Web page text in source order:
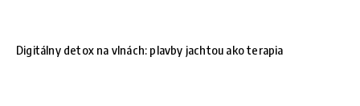
Digitálny detox na vlnách: plavby jachtou ako terapia